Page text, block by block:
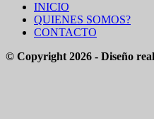
INICIO
QUIENES SOMOS?
CONTACTO
© Copyright 2026 - Diseño